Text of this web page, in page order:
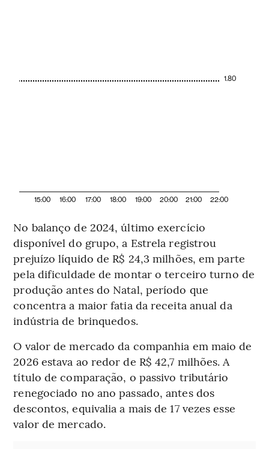
15:00 16:00 17:00 18:00 19:00 20:00 21:00 22:00
1.80
No balanço de 2024, último exercício
disponível do grupo, a Estrela registrou
prejuízo líquido de R$ 24,3 milhões, em parte
pela dificuldade de montar o terceiro turno de
produção antes do Natal, período que
concentra a maior fatia da receita anual da
indústria de brinquedos.
O valor de mercado da companhia em maio de
2026 estava ao redor de R$ 42,7 milhões. A
título de comparação, o passivo tributário
renegociado no ano passado, antes dos
descontos, equivalia a mais de 17 vezes esse
valor de mercado.